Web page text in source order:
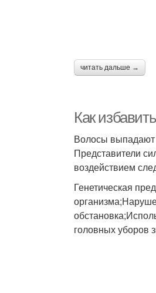
читать дальше →
Как
Волосы
Представители
воздействием
Генетическая
головных уборов